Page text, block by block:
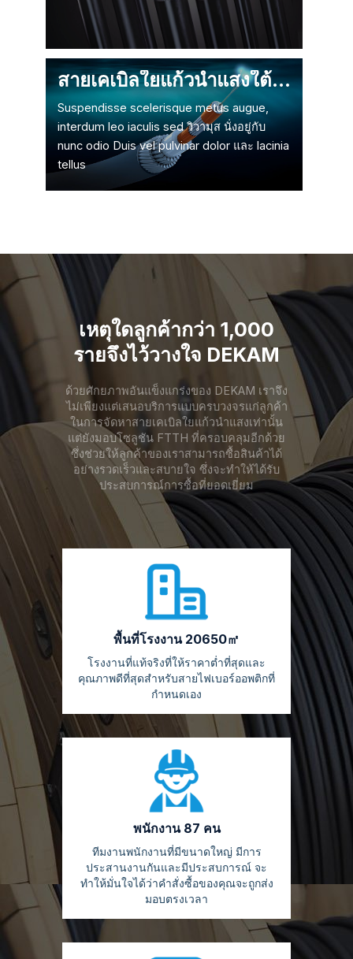
สายเคเบิลใยแก้วนำแสงใต้น้ำ
Suspendisse scelerisque metus augue,
interdum leo iaculis sed วิวามุส นั่งอยู่กับ
nunc odio Duis vel pulvinar dolor และ lacinia
tellus
เหตุใดลูกค้ากว่า 1,000
รายจึงไว้วางใจ DEKAM
ด้วยศักยภาพอันแข็งแกร่งของ DEKAM เราจึง
ไม่เพียงแต่เสนอบริการแบบครบวงจรแก่ลูกค้า
ในการจัดหาสายเคเบิลใยแก้วนำแสงเท่านั้น
แต่ยังมอบโซลูชัน FTTH ที่ครอบคลุมอีกด้วย
ซึ่งช่วยให้ลูกค้าของเราสามารถซื้อสินค้าได้
อย่างรวดเร็วและสบายใจ ซึ่งจะทำให้ได้รับ
ประสบการณ์การซื้อที่ยอดเยี่ยม
พื้นที่โรงงาน 20650㎡
โรงงานที่แท้จริงที่ให้ราคาต่ำที่สุดและ
คุณภาพดีที่สุดสำหรับสายไฟเบอร์ออพติกที่
กำหนดเอง
พนักงาน 87 คน
ทีมงานพนักงานที่มีขนาดใหญ่ มีการ
ประสานงานกันและมีประสบการณ์ จะ
ทำให้มั่นใจได้ว่าคำสั่งซื้อของคุณจะถูกส่ง
มอบตรงเวลา